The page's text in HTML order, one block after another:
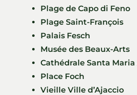
Plage de Capo di Feno
Plage Saint-François
Palais Fesch
Musée des Beaux-Arts
Cathédrale Santa Maria
Place Foch
Vieille Ville d’Ajaccio